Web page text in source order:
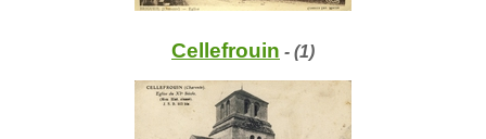
Cellefrouin - (1)